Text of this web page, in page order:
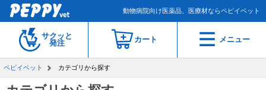
動物病院向け医薬品、医療材ならペピイベット
サクッと
発注
カート メニュー
ペピイベット カテゴリから探す